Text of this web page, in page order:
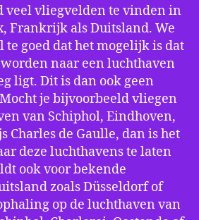
veel vliegvelden te vinden in
Frankrijk als Duitsland. We
goed dat het mogelijk is dat
naar een luchthaven
ligt. Dit is dan ook geen
je bijvoorbeeld vliegen
van Schiphol, Eindhoven,
Charles de Gaulle, dan is het
deze luchthavens te laten
ook voor bekende
zoals Düsseldorf of
op de luchthaven van